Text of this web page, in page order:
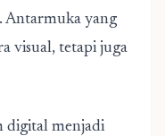
Antarmuka yang
visual, tetapi juga
digital menjadi